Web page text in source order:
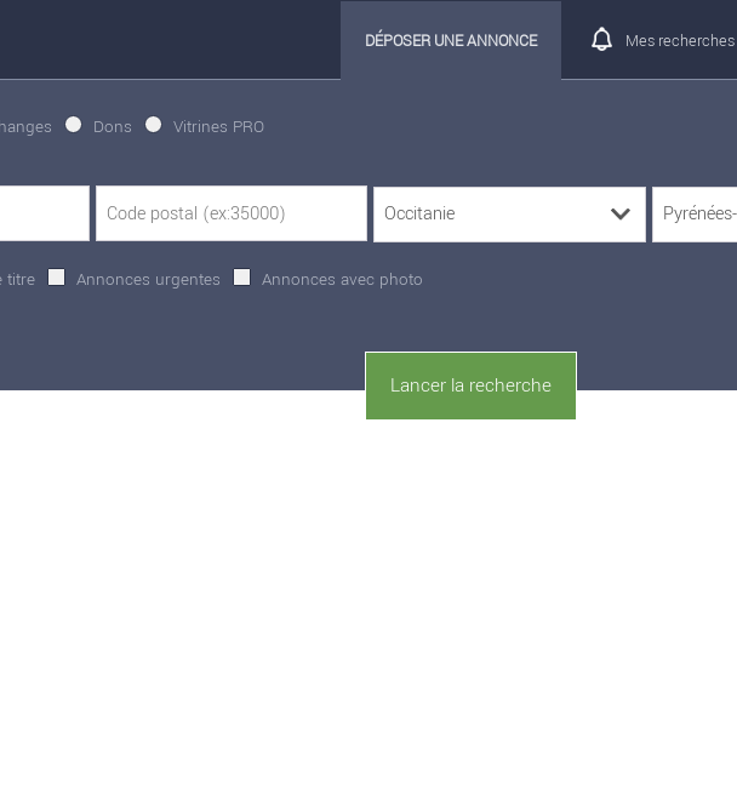
DÉPOSER UNE ANNONCE Mes recherches
Dons Vitrines PRO
titre Annonces urgentes Annonces avec photo